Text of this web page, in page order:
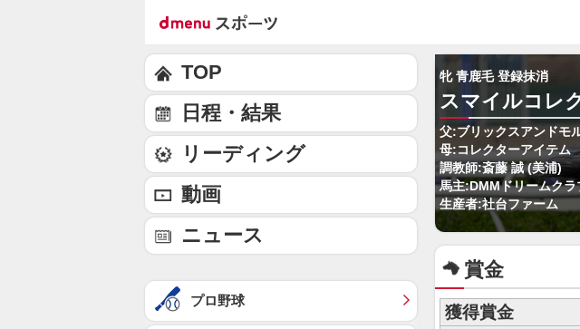
牝 青鹿毛 登録抹消
スマイルコレ
父:ブリックスアンドモ
母:コレクターアイテム
調教師:斎藤 誠 (美浦)
馬主:DMMドリームクラ
生産者:社台ファーム
賞金
獲得賞金
TOP
日程・結果
リーディング
動画
ニュース
プロ野球